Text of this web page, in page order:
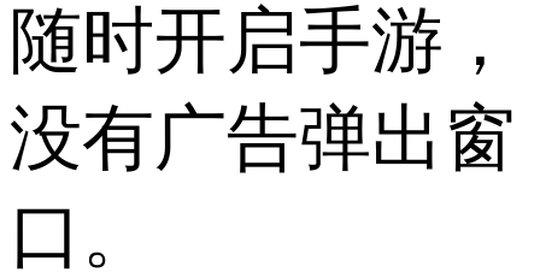
随时开启手游，
没有广告弹出窗
口。